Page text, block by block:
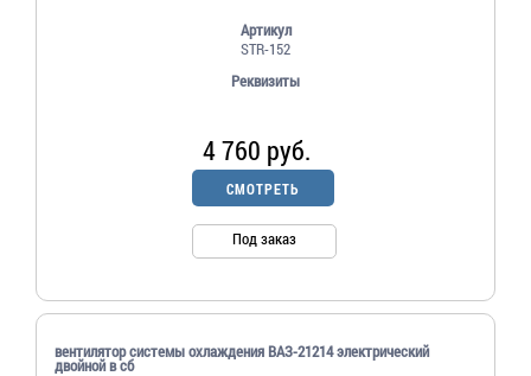
Артикул
STR-152
Реквизиты
4 760 руб.
СМОТРЕТЬ
Под заказ
вентилятор системы охлаждения ВАЗ-21214 электрический
двойной в сб